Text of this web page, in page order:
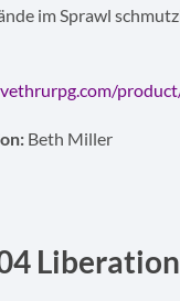
im Sprawl
Beth Miller
Liberation